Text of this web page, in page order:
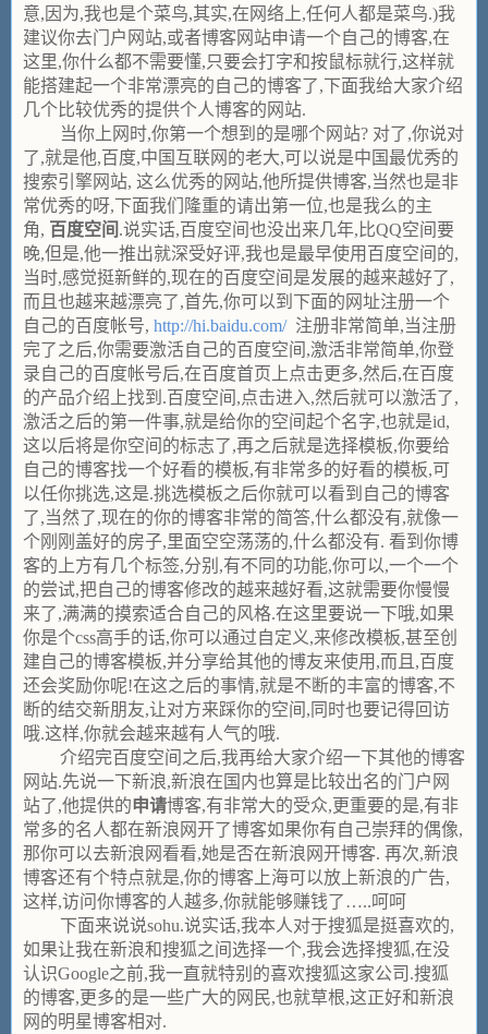
意,因为,我也是个菜鸟,其实,在网络上,任何人都是菜鸟.)我
建议你去门户网站,或者博客网站申请一个自己的博客,在
这里,你什么都不需要懂,只要会打字和按鼠标就行,这样就
能搭建起一个非常漂亮的自己的博客了,下面我给大家介绍
几个比较优秀的提供个人博客的网站.
当你上网时,你第一个想到的是哪个网站? 对了,你说对
了,就是他,百度,中国互联网的老大,可以说是中国最优秀的
搜索引擎网站, 这么优秀的网站,他所提供博客,当然也是非
常优秀的呀,下面我们隆重的请出第一位,也是我么的主
角, 百度空间 .说实话,百度空间也没出来几年,比QQ空间要
晚,但是,他一推出就深受好评,我也是最早使用百度空间的,
当时,感觉挺新鲜的,现在的百度空间是发展的越来越好了,
而且也越来越漂亮了,首先,你可以到下面的网址注册一个
自己的百度帐号, http://hi.baidu.com/注册非常简单,当注册
完了之后,你需要激活自己的百度空间,激活非常简单,你登
录自己的百度帐号后,在百度首页上点击更多,然后,在百度
的产品介绍上找到.百度空间,点击进入,然后就可以激活了,
激活之后的第一件事,就是给你的空间起个名字,也就是id,
这以后将是你空间的标志了,再之后就是选择模板,你要给
自己的博客找一个好看的模板,有非常多的好看的模板,可
以任你挑选,这是.挑选模板之后你就可以看到自己的博客
了,当然了,现在的你的博客非常的简答,什么都没有,就像一
个刚刚盖好的房子,里面空空荡荡的,什么都没有. 看到你博
客的上方有几个标签,分别,有不同的功能,你可以,一个一个
的尝试,把自己的博客修改的越来越好看,这就需要你慢慢
来了,满满的摸索适合自己的风格.在这里要说一下哦,如果
你是个css高手的话,你可以通过自定义,来修改模板,甚至创
建自己的博客模板,并分享给其他的博友来使用,而且,百度
还会奖励你呢!在这之后的事情,就是不断的丰富的博客,不
断的结交新朋友,让对方来踩你的空间,同时也要记得回访
哦.这样,你就会越来越有人气的哦.
介绍完百度空间之后,我再给大家介绍一下其他的博客
网站.先说一下新浪,新浪在国内也算是比较出名的门户网
站了,他提供的申请博客,有非常大的受众,更重要的是,有非
常多的名人都在新浪网开了博客如果你有自己崇拜的偶像,
那你可以去新浪网看看,她是否在新浪网开博客. 再次,新浪
博客还有个特点就是,你的博客上海可以放上新浪的广告,
这样,访问你博客的人越多,你就能够赚钱了…..呵呵
下面来说说sohu.说实话,我本人对于搜狐是挺喜欢的,
如果让我在新浪和搜狐之间选择一个,我会选择搜狐,在没
认识Google之前,我一直就特别的喜欢搜狐这家公司.搜狐
的博客,更多的是一些广大的网民,也就草根,这正好和新浪
网的明星博客相对.